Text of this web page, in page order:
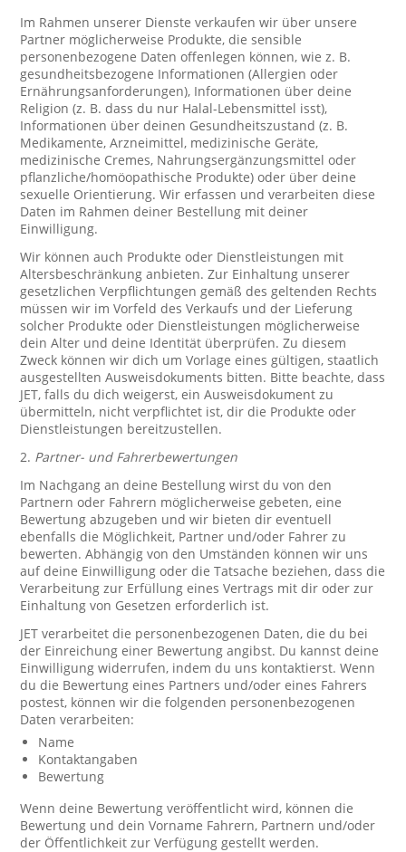
Im Rahmen unserer Dienste verkaufen wir über unsere
Partner möglicherweise Produkte, die sensible
personenbezogene Daten offenlegen können, wie z. B.
gesundheitsbezogene Informationen (Allergien oder
Ernährungsanforderungen), Informationen über deine
Religion (z. B. dass du nur Halal-Lebensmittel isst),
Informationen über deinen Gesundheitszustand (z. B.
Medikamente, Arzneimittel, medizinische Geräte,
medizinische Cremes, Nahrungsergänzungsmittel oder
pflanzliche/homöopathische Produkte) oder über deine
sexuelle Orientierung. Wir erfassen und verarbeiten diese
Daten im Rahmen deiner Bestellung mit deiner
Einwilligung.
Wir können auch Produkte oder Dienstleistungen mit
Altersbeschränkung anbieten. Zur Einhaltung unserer
gesetzlichen Verpflichtungen gemäß des geltenden Rechts
müssen wir im Vorfeld des Verkaufs und der Lieferung
solcher Produkte oder Dienstleistungen möglicherweise
dein Alter und deine Identität überprüfen. Zu diesem
Zweck können wir dich um Vorlage eines gültigen, staatlich
ausgestellten Ausweisdokuments bitten. Bitte beachte, dass
JET, falls du dich weigerst, ein Ausweisdokument zu
übermitteln, nicht verpflichtet ist, dir die Produkte oder
Dienstleistungen bereitzustellen.
2. Partner- und Fahrerbewertungen
Im Nachgang an deine Bestellung wirst du von den
Partnern oder Fahrern möglicherweise gebeten, eine
Bewertung abzugeben und wir bieten dir eventuell
ebenfalls die Möglichkeit, Partner und/oder Fahrer zu
bewerten. Abhängig von den Umständen können wir uns
auf deine Einwilligung oder die Tatsache beziehen, dass die
Verarbeitung zur Erfüllung eines Vertrags mit dir oder zur
Einhaltung von Gesetzen erforderlich ist.
JET verarbeitet die personenbezogenen Daten, die du bei
der Einreichung einer Bewertung angibst. Du kannst deine
Einwilligung widerrufen, indem du uns kontaktierst. Wenn
du die Bewertung eines Partners und/oder eines Fahrers
postest, können wir die folgenden personenbezogenen
Daten verarbeiten:
Name
Kontaktangaben
Bewertung
Wenn deine Bewertung veröffentlicht wird, können die
Bewertung und dein Vorname Fahrern, Partnern und/oder
der Öffentlichkeit zur Verfügung gestellt werden.